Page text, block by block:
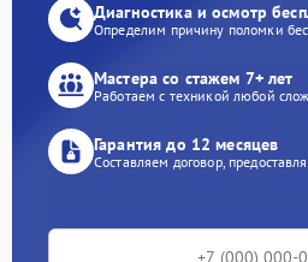
Диагностика и осмотр
Определим причину поломки
Мастера со стажем 7+ лет
Работаем с техникой любой
Гарантия до 12 месяцев
Составляем договор,